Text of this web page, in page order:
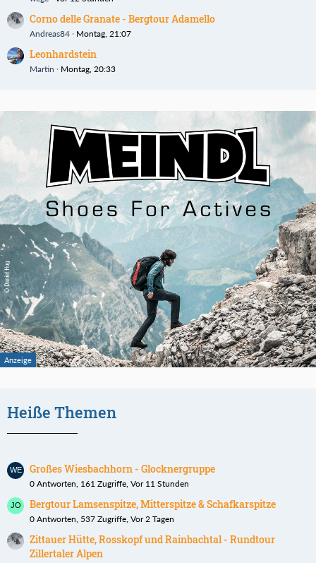
Corno delle Granate - Bergtour Adamello
Andreas84 Montag, 21:07
Leonhardstein
Martin Montag, 20:33
Heiße Themen
Großes Wiesbachhorn - Glocknergruppe
0 Antworten, 161 Zugriffe, Vor 11 Stunden
Bergtour Lamsenspitze, Mitterspitze & Schafkarspitze
0 Antworten, 537 Zugriffe, Vor 2 Tagen
Zittauer Hütte, Rosskopf und Rainbachtal - Rundtour
Zillertaler Alpen